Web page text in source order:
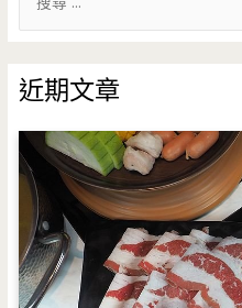
鍵
字
:
近期文章